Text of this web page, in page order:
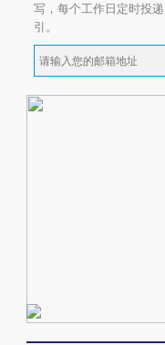
写，每个工作日定时投
引。